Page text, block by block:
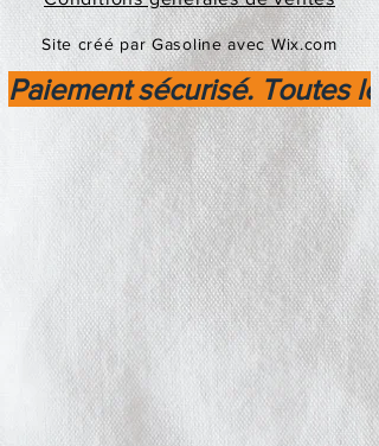
Site créé par Gasoline avec Wix.com
Paiement sécurisé. Toutes